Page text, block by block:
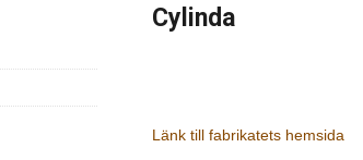
Cylinda
Länk till fabrikatets hemsida